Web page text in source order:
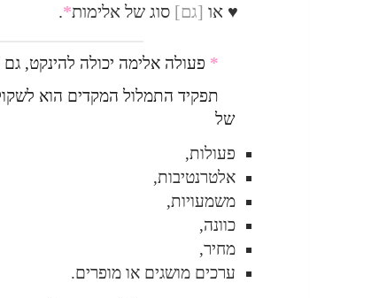
♥ או [גם] סוג של אלימות*
.
* פעולה אלימה יכולה להינקט,
תפקיד התמלול המקדים הוא
של
פעולות,
אלטרנטיבות,
משמעויות,
כוונה,
מחיר,
ערכים מושגים או מופרים.